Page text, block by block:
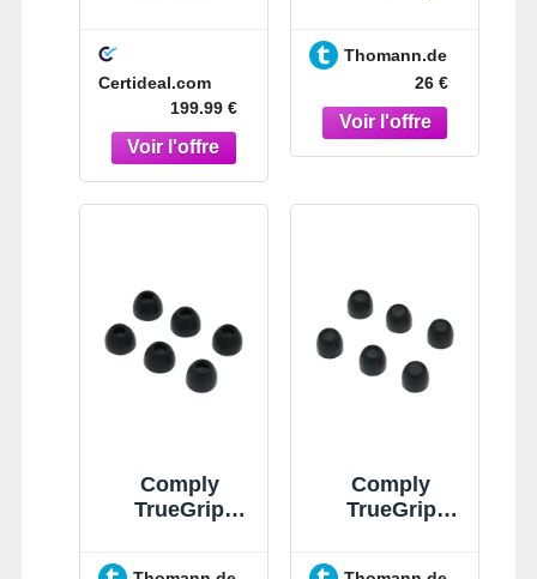
Certideal.com
199.99 €
Buds L noir
Thomann.de
26 €
Comply
TrueGrip
Buds M Noir
Comply
TrueGrip
Buds S Noir